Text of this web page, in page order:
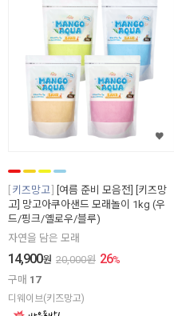
키즈망고
[여름 준비 모음전] [키즈망
고] 망고아쿠아샌드 모래놀이 1kg (우
드/핑크/옐로우/블루)
자연을 담은 모래
14,900원 20,000원 26%
구매 17
디웨이브(키즈망고)